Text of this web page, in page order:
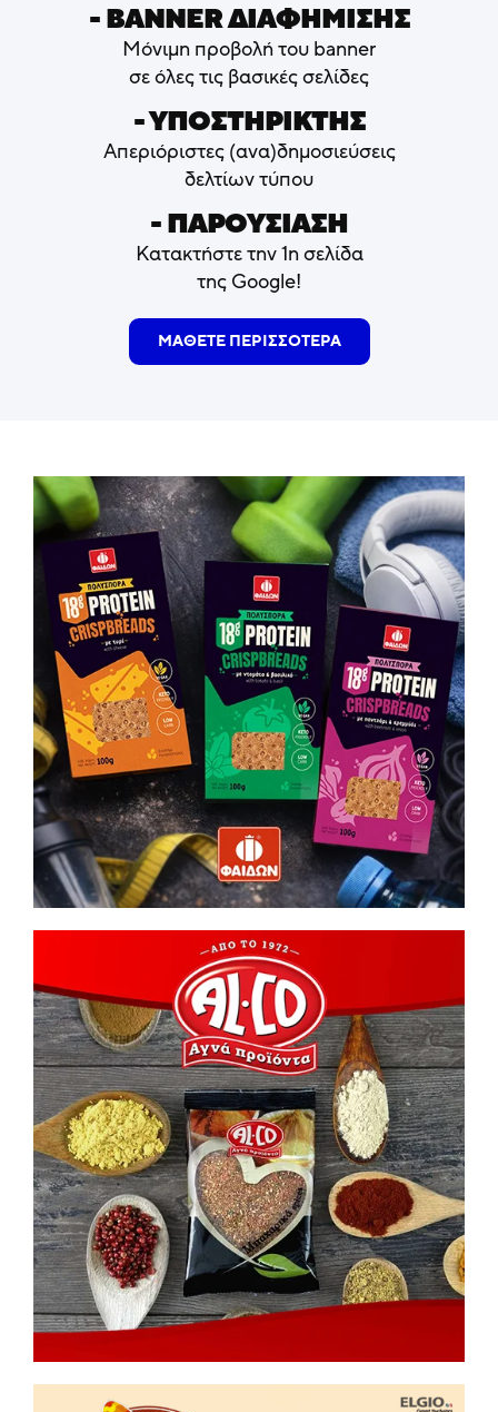
- ΒΑNNER ΔΙΑΦΗΜΙΣΗΣ
Μόνιμη προβολή του banner
σε όλες τις βασικές σελίδες
- ΥΠΟΣΤΗΡΙΚΤΗΣ
Απεριόριστες (ανα)δημοσιεύσεις
δελτίων τύπου
- ΠΑΡΟΥΣΙΑΣΗ
Κατακτήστε την 1η σελίδα
της Google!
ΜΑΘΕΤΕ ΠΕΡΙΣΣΟΤΕΡΑ